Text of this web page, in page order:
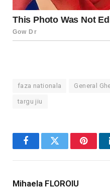
faza nationala General
targu jiu
FacebookTwitter
Mihaela FLOROIU